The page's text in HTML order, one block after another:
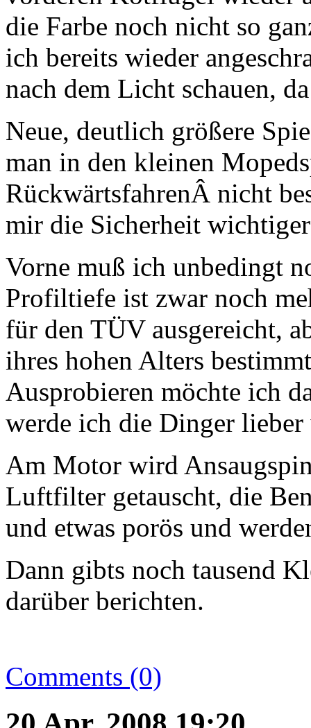
die Farbe noch nicht so
ich bereits wieder
nach dem Licht schauen,
Neue, deutlich größere
man in den kleinen
RückwärtsfahrenÂ nicht
mir die Sicherheit
Vorne muß ich unbedingt
Profiltiefe ist zwar noch
für den TÜV ausgereicht,
ihres hohen Alters
Ausprobieren möchte ich
werde ich die Dinger lieber
Am Motor wird
Luftfilter getauscht, die
und etwas porös und
Dann gibts noch tausend
darüber berichten.
Comments (0)